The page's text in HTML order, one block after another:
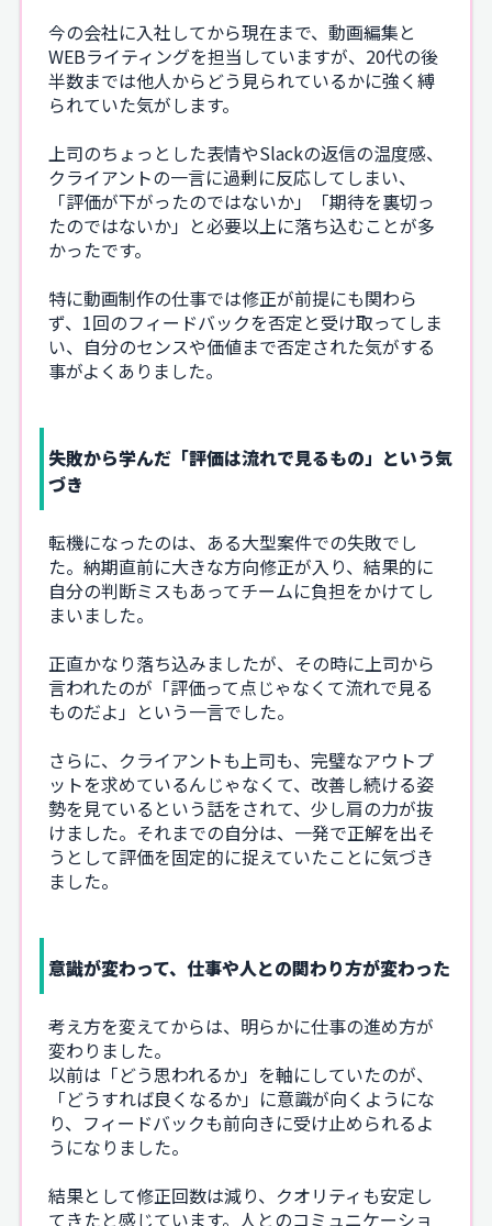
今の会社に入社してから現在まで、動画編集と
WEBライティングを担当していますが、20代の後
半数までは他人からどう見られているかに強く縛
られていた気がします。
上司のちょっとした表情やSlackの返信の温度感、
クライアントの一言に過剰に反応してしまい、
「評価が下がったのではないか」「期待を裏切っ
たのではないか」と必要以上に落ち込むことが多
かったです。
特に動画制作の仕事では修正が前提にも関わら
ず、1回のフィードバックを否定と受け取ってしま
い、自分のセンスや価値まで否定された気がする
事がよくありました。
失敗から学んだ「評価は流れで見るもの」という気
づき
転機になったのは、ある大型案件での失敗でし
た。納期直前に大きな方向修正が入り、結果的に
自分の判断ミスもあってチームに負担をかけてし
まいました。
正直かなり落ち込みましたが、その時に上司から
言われたのが「評価って点じゃなくて流れで見る
ものだよ」という一言でした。
さらに、クライアントも上司も、完璧なアウトプ
ットを求めているんじゃなくて、改善し続ける姿
勢を見ているという話をされて、少し肩の力が抜
けました。それまでの自分は、一発で正解を出そ
うとして評価を固定的に捉えていたことに気づき
ました。
意識が変わって、仕事や人との関わり方が変わった
考え方を変えてからは、明らかに仕事の進め方が
変わりました。
以前は「どう思われるか」を軸にしていたのが、
「どうすれば良くなるか」に意識が向くようにな
り、フィードバックも前向きに受け止められるよ
うになりました。
結果として修正回数は減り、クオリティも安定し
てきたと感じています。人とのコミュニケーショ